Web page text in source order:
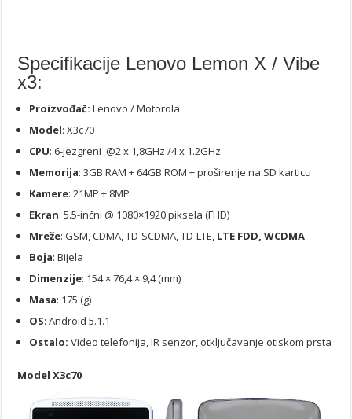
Specifikacije Lenovo Lemon X / Vibe
x3:
Proizvođač: Lenovo / Motorola
Model: X3c70
CPU: 6-jezgreni @2 x 1,8GHz /4 x 1.2GHz
Memorija: 3GB RAM + 64GB ROM + proširenje na SD karticu
Kamere: 21MP + 8MP
Ekran: 5.5-inčni @ 1080×1920 piksela (FHD)
Mreže: GSM, CDMA, TD-SCDMA, TD-LTE, LTE FDD, WCDMA
Boja: Bijela
Dimenzije: 154 × 76,4 × 9,4 (mm)
Masa: 175 (g)
OS: Android 5.1.1
Ostalo: Video telefonija, IR senzor, otključavanje otiskom prsta
Model X3c70